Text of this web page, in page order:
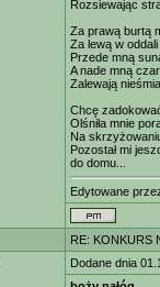
Rozsiewając
Za prawą burtą
Za lewą w oddali
Przede mną
A nade mną
Zalewają
Chcę
Olśniła mnie
Na
Pozostał mi
do domu...
Edytowane
RE: KONKURS
Dodane dnia